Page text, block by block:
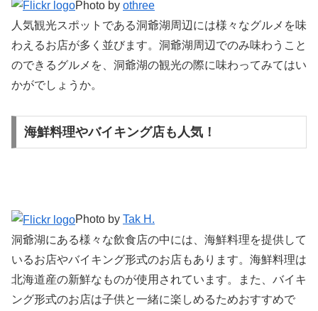
Photo by othree
人気観光スポットである洞爺湖周辺には様々なグルメを味
わえるお店が多く並びます。洞爺湖周辺でのみ味わうこと
のできるグルメを、洞爺湖の観光の際に味わってみてはい
かがでしょうか。
海鮮料理やバイキング店も人気！
Photo by Tak H.
洞爺湖にある様々な飲食店の中には、海鮮料理を提供して
いるお店やバイキング形式のお店もあります。海鮮料理は
北海道産の新鮮なものが使用されています。また、バイキ
ング形式のお店は子供と一緒に楽しめるためおすすめで